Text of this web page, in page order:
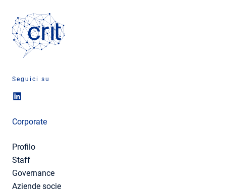
Seguici su
Corporate
Profilo
Staff
Governance
Aziende socie